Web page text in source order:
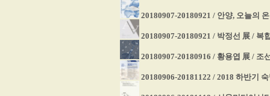
20180907-20180921 / 안양, 오늘의
20180907-20180921 / 박정선 展 / 복
20180907-20180916 / 황용엽 展 / 조
20180906-20181122 / 2018 하반기